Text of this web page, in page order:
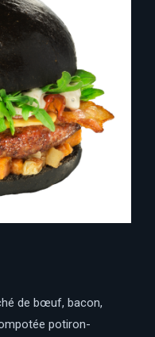
de bœuf, bacon,
potiron-